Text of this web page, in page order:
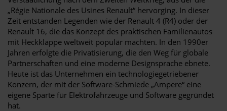
„Régie Nationale des Usines Renault“ hervorging. In dieser
Zeit entstanden Legenden wie der Renault 4 (R4) oder der
Renault 16, die das Konzept des praktischen Familienautos
mit Heckklappe weltweit populär machten. In den 1990er
Jahren erfolgte die Privatisierung, die den Weg für globale
Partnerschaften und eine moderne Designsprache ebnete.
Heute ist das Unternehmen ein technologiegetriebener
Konzern, der mit der Software-Schmiede „Ampere“ eine
eigene Sparte für Elektrofahrzeuge und Software gegründet
hat.